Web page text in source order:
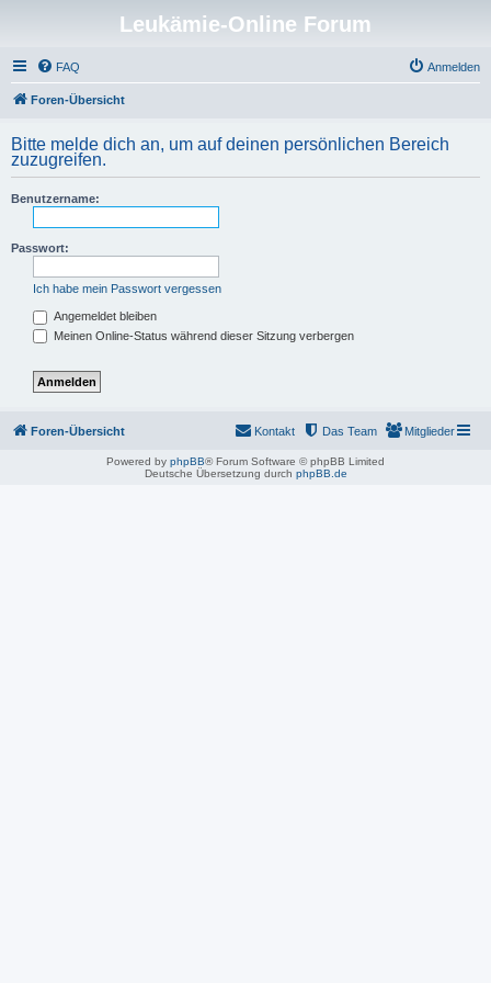
Leukämie-Online Forum
FAQ Anmelden
Foren-Übersicht
Bitte melde dich an, um auf deinen persönlichen Bereich
zuzugreifen.
Benutzername:
Passwort:
Ich habe mein Passwort vergessen
Angemeldet bleiben
Meinen Online-Status während dieser Sitzung verbergen
Foren-Übersicht Mitglieder
Das Team
Kontakt
Powered by phpBB® Forum Software © phpBB Limited
Deutsche Übersetzung durch phpBB.de